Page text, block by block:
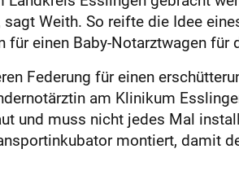
Weith. So reifte die Idee
für einen Baby-Notarztwagen
Federung für einen
am Klinikum
und muss nicht jedes Mal
montiert, damit